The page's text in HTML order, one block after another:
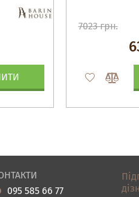
7023 грн.
095 585 66 77